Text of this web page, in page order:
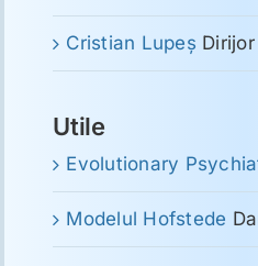
Cristian Lupeş Dirijor
Utile
Evolutionary
Modelul Hofstede